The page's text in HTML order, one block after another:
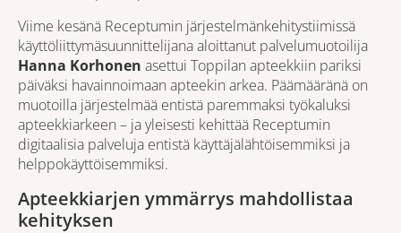
Viime kesänä Receptumin järjestelmänkehitystiimissä
käyttöliittymäsuunnittelijana aloittanut palvelumuotoilija
Hanna Korhonen asettui Toppilan apteekkiin pariksi
päiväksi havainnoimaan apteekin arkea. Päämääränä on
muotoilla järjestelmää entistä paremmaksi työkaluksi
apteekkiarkeen – ja yleisesti kehittää Receptumin
digitaalisia palveluja entistä käyttäjälähtöisemmiksi ja
helppokäyttöisemmiksi.
Apteekkiarjen ymmärrys mahdollistaa
kehityksen